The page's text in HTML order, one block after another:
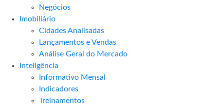
Negócios
Imobiliário
Cidades Analisadas
Lançamentos e Vendas
Análise Geral do Mercado
Inteligência
Informativo Mensal​
Indicadores
Treinamentos